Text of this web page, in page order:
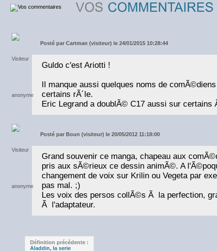
Posté par Cartman (visiteur) le 24/01/2015 10:28:44
Guldo c'est Ariotti !
Il manque aussi quelques noms de
certains rÃ´le.
Eric Legrand a doublÃ© C17 aussi sur certains
Posté par Boun (visiteur) le 20/05/2012 11:18:00
Grand souvenir ce manga, chapeau aux
pris aux sÃ©rieux ce dessin animÃ©. A
changement de voix sur Krilin ou Vegeta par
pas mal. ;)
Les voix des persos collÃ©s Ã la perfection,
Ã l'adaptateur.
Définition précédente :
Aladdin, la serie